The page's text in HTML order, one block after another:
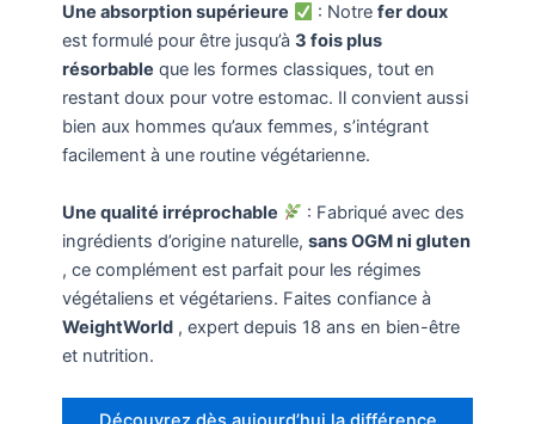
Une absorption supérieure : Notrefer doux
est formulé pour être jusqu’à 3 fois plus
résorbable que les formes classiques, tout en
restant doux pour votre estomac. Il convient aussi
bien aux hommes qu’aux femmes, s’intégrant
facilement à une routine végétarienne.
Une qualité irréprochable
: Fabriqué avec des
ingrédients d’origine naturelle, sans OGM ni gluten
, ce complément est parfait pour les régimes
végétaliens et végétariens. Faites confiance à
WeightWorld, expert depuis 18 ans en bien-être
et nutrition.